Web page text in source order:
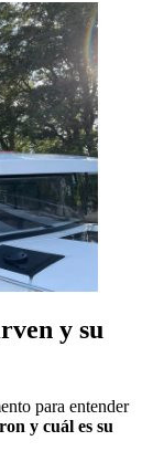
y su
para entender
y cuál es su